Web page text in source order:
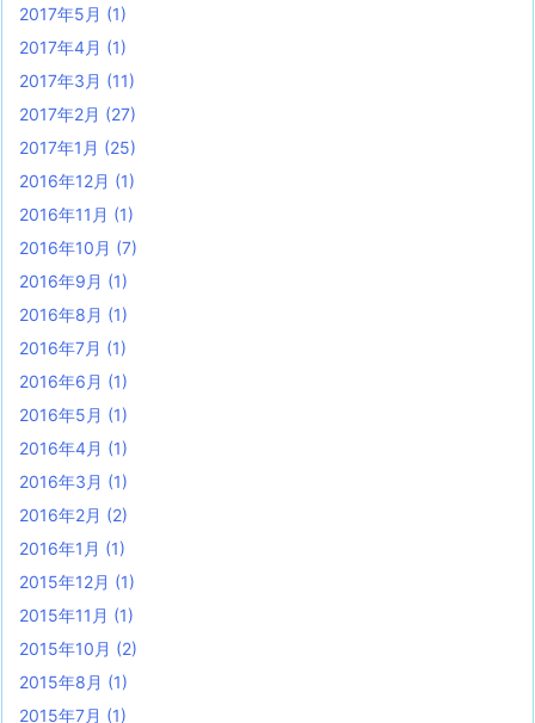
2017年5月 (1)
2017年4月 (1)
2017年3月 (11)
2017年2月 (27)
2017年1月 (25)
2016年12月 (1)
2016年11月 (1)
2016年10月 (7)
2016年9月 (1)
2016年8月 (1)
2016年7月 (1)
2016年6月 (1)
2016年5月 (1)
2016年4月 (1)
2016年3月 (1)
2016年2月 (2)
2016年1月 (1)
2015年12月 (1)
2015年11月 (1)
2015年10月 (2)
2015年8月 (1)
2015年7月 (1)